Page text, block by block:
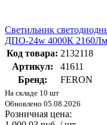
Светильник
ДПО-24w 4000К
Код товара: 2132118
Артикул:
41611
Бренд:
FERON
На складе 10 шт
Обновлено 05.08.2026
Розничная цена: